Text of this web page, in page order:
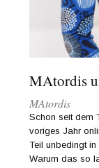
MAtordis
MAtordis
Schon seit dem
voriges Jahr
Teil unbedingt
Warum das so